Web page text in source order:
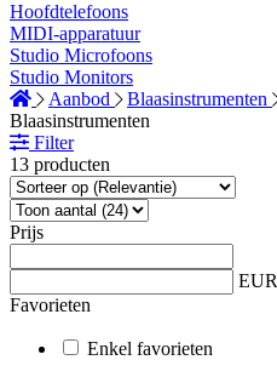
Hoofdtelefoons
MIDI-apparatuur
Studio Microfoons
Studio Monitors
Aanbod
Blaasinstrumenten
Blaasinstrumenten
Filter
13 producten
Prijs
EUR
Favorieten
Enkel favorieten